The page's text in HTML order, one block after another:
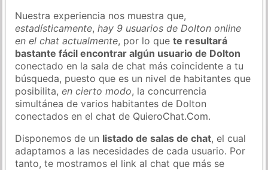
Nuestra experiencia nos muestra que,
estadísticamente,hay 9 usuarios de Dolton online
en el chat actualmente, por lo quete resultará
bastante fácil encontrar algún usuario de Dolton
conectado en la sala de chat más coincidente a tu
búsqueda, puesto que es un nivel de habitantes que
posibilita,en cierto modo, la concurrencia
simultánea de varios habitantes de Dolton
conectados en el chat de QuieroChat.Com.
Disponemos de un listado de salas de chat, el cual
adaptamos a las necesidades de cada usuario. Por
tanto, te mostramos el link al chat que más se